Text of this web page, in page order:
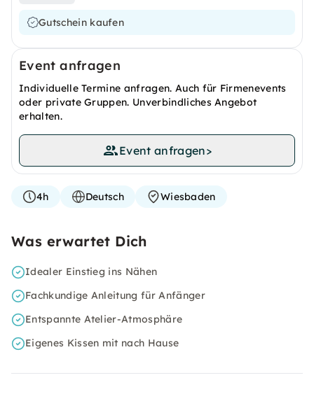
Gutschein kaufen
Event anfragen
Individuelle Termine anfragen. Auch für Firmenevents
oder private Gruppen. Unverbindliches Angebot
erhalten.
Event anfragen>
4h Deutsch Wiesbaden
Was erwartet Dich
Idealer Einstieg ins Nähen
Fachkundige Anleitung für Anfänger
Entspannte Atelier-Atmosphäre
Eigenes Kissen mit nach Hause